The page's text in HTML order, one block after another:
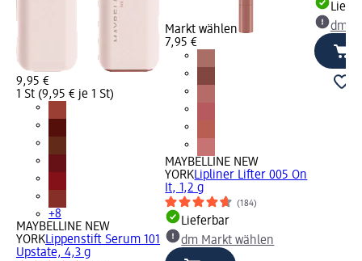
9,95 €
1 St (9,95 € je 1 St)
+8
MAYBELLINE NEW
YORKLippenstift Serum 101
Upstate, 4,3 g
Markt wählen
7,95 €
MAYBELLINE NEW
YORKLipliner Lifter 005 On
It, 1,2 g
(184)
Lieferbar
dm Markt wählen
dm